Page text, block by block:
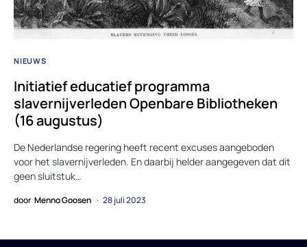
NIEUWS
Initiatief educatief programma
slavernijverleden Openbare Bibliotheken
(16 augustus)
De Nederlandse regering heeft recent excuses aangeboden
voor het slavernijverleden. En daarbij helder aangegeven dat dit
geen sluitstuk…
door Menno Goosen 28 juli 2023